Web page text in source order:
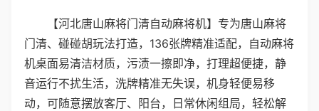
【河北唐山麻将门清自动麻将机】专为唐山麻将
门清、碰碰胡玩法打造，136张牌精准适配，自动麻将
机桌面易清洁材质，污渍一擦即净，打理超便捷，静
音运行不扰生活，洗牌精准无失误，机身轻便易移
动，可随意摆放客厅、阳台，日常休闲组局，轻松解